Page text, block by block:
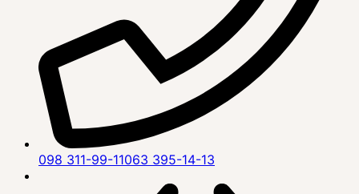
098 311-99-11063 395-14-13